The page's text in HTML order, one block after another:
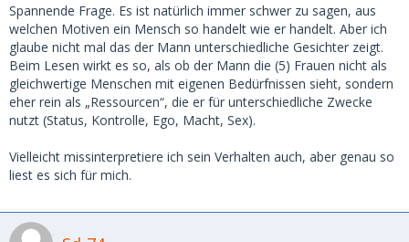
Liebe Grüße,
Emi
Spannende Frage. Es ist natürlich immer schwer zu sagen, aus
welchen Motiven ein Mensch so handelt wie er handelt. Aber ich
glaube nicht mal das der Mann unterschiedliche Gesichter zeigt.
Beim Lesen wirkt es so, als ob der Mann die (5) Frauen nicht als
gleichwertige Menschen mit eigenen Bedürfnissen sieht, sondern
eher rein als „Ressourcen“, die er für unterschiedliche Zwecke
nutzt (Status, Kontrolle, Ego, Macht, Sex).
Vielleicht missinterpretiere ich sein Verhalten auch, aber genau so
liest es sich für mich.